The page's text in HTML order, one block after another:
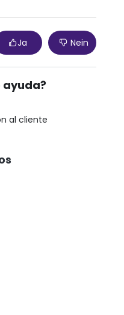
Ja Nein
ayuda?
al cliente